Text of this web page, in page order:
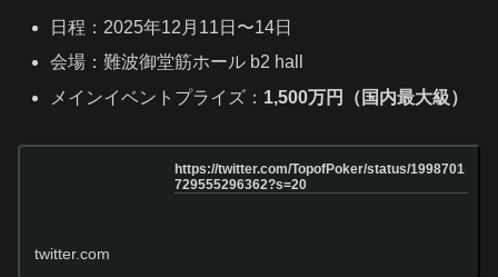
日程：2025年12月11日〜14日
会場：難波御堂筋ホール b2 hall
メインイベントプライズ： 1,500万円（国内最大級）
https://twitter.com/TopofPoker/status/1998701
729555296362?s=20
twitter.com